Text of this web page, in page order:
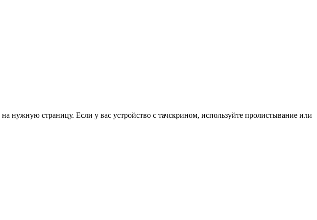
нужную страницу. Если у вас устройство с тачскрином, используйте пролистывание или